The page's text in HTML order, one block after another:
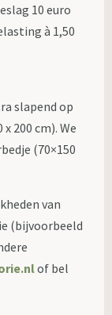
10 euro
à 1,50
slapend op
200 cm). We
(70×150
van
(bijvoorbeeld
of bel